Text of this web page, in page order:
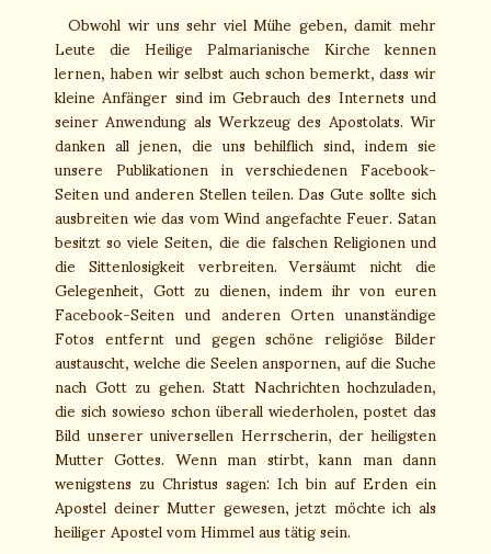
Obwohl wir uns sehr viel Mühe geben, damit mehr
Leute die Heilige Palmarianische Kirche kennen
lernen, haben wir selbst auch schon bemerkt, dass wir
kleine Anfänger sind im Gebrauch des Internets und
seiner Anwendung als Werkzeug des Apostolats. Wir
danken all jenen, die uns behilflich sind, indem sie
unsere Publikationen in verschiedenen Facebook-
Seiten und anderen Stellen teilen. Das Gute sollte sich
ausbreiten wie das vom Wind angefachte Feuer. Satan
besitzt so viele Seiten, die die falschen Religionen und
die Sittenlosigkeit verbreiten. Versäumt nicht die
Gelegenheit, Gott zu dienen, indem ihr von euren
Facebook-Seiten und anderen Orten unanständige
Fotos entfernt und gegen schöne religiöse Bilder
austauscht, welche die Seelen anspornen, auf die Suche
nach Gott zu gehen. Statt Nachrichten hochzuladen,
die sich sowieso schon überall wiederholen, postet das
Bild unserer universellen Herrscherin, der heiligsten
Mutter Gottes. Wenn man stirbt, kann man dann
wenigstens zu Christus sagen: Ich bin auf Erden ein
Apostel deiner Mutter gewesen, jetzt möchte ich als
heiliger Apostel vom Himmel aus tätig sein.